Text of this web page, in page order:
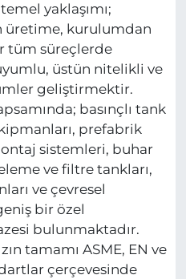
yaklaşımı;
üretime, kurulumdan
tüm süreçlerde
üstün nitelikli ve
geliştirmektir.
basınçlı tank
prefabrik
sistemleri, buhar
ve filtre tankları,
ve çevresel
bir özel
bulunmaktadır.
tamamı ASME, EN ve
çerçevesinde